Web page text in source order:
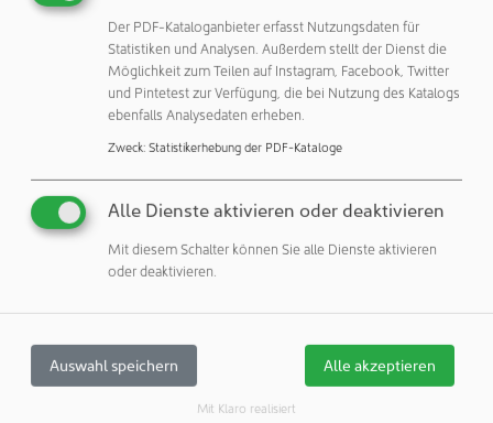
GMP-relevante Produktions- oder Verarbeitungsbereich
angesehen werden. Damit ist die Installation oder
Integration in ein modernes, flexibles, GMP-konformes
Monitoringsystem ohne Probleme möglich.
Lauterstraße 23
72622 Nürtingen
Deutschland
Der PDF-Kataloganbieter erfasst Nutzungsdaten für
Statistiken und Analysen. Außerdem stellt der Dienst die
Möglichkeit zum Teilen auf Instagram, Facebook, Twitter
und Pintetest zur Verfügung, die bei Nutzung des Katalogs
ebenfalls Analysedaten erheben.
Zweck: Statistikerhebung der PDF-Kataloge
Alle Dienste aktivieren oder deaktivieren
Mit diesem Schalter können Sie alle Dienste aktivieren
oder deaktivieren.
Auswahl speichern Alle akzeptieren
Mit Klaro realisiert